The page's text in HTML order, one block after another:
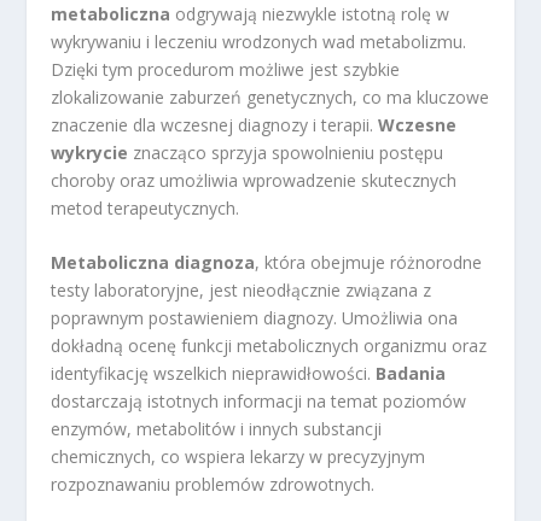
metaboliczna odgrywają niezwykle istotną rolę w
wykrywaniu i leczeniu wrodzonych wad metabolizmu.
Dzięki tym procedurom możliwe jest szybkie
zlokalizowanie zaburzeń genetycznych, co ma kluczowe
znaczenie dla wczesnej diagnozy i terapii.Wczesne
wykrycie znacząco sprzyja spowolnieniu postępu
choroby oraz umożliwia wprowadzenie skutecznych
metod terapeutycznych.
Metaboliczna diagnoza, która obejmuje różnorodne
testy laboratoryjne, jest nieodłącznie związana z
poprawnym postawieniem diagnozy. Umożliwia ona
dokładną ocenę funkcji metabolicznych organizmu oraz
identyfikację wszelkich nieprawidłowości. Badania
dostarczają istotnych informacji na temat poziomów
enzymów, metabolitów i innych substancji
chemicznych, co wspiera lekarzy w precyzyjnym
rozpoznawaniu problemów zdrowotnych.